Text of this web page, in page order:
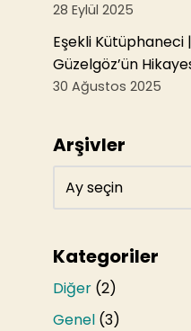
28 Eylül 2025
Eşekli Kütüphaneci
Güzelgöz’ün
30 Ağustos 2025
Arşivler
Kategoriler
Diğer (2)
Genel (3)